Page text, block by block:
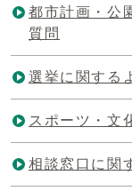
都市計画・公
質問
選挙に関する
スポーツ・文
相談窓口に関